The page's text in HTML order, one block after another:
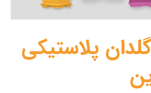
پلاستیکی